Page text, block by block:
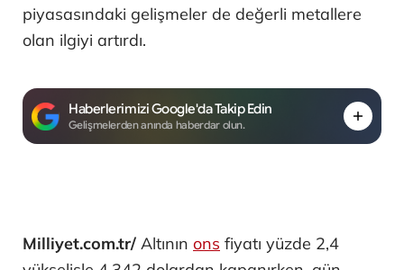
piyasasındaki gelişmeler de değerli metallere
olan ilgiyi artırdı.
Haberlerimizi Google'da Takip Edin
Gelişmelerden anında haberdar olun.
Milliyet.com.tr/ Altının ons fiyatı yüzde 2,4